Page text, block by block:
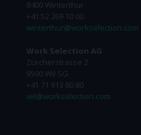
8400 Winterthur
+41 52 269 10 00
winterthur@workselection.com
Work Selection AG
Zürcherstrasse 2
9500 Wil SG
+41 71 913 80 80
wil@workselection.com